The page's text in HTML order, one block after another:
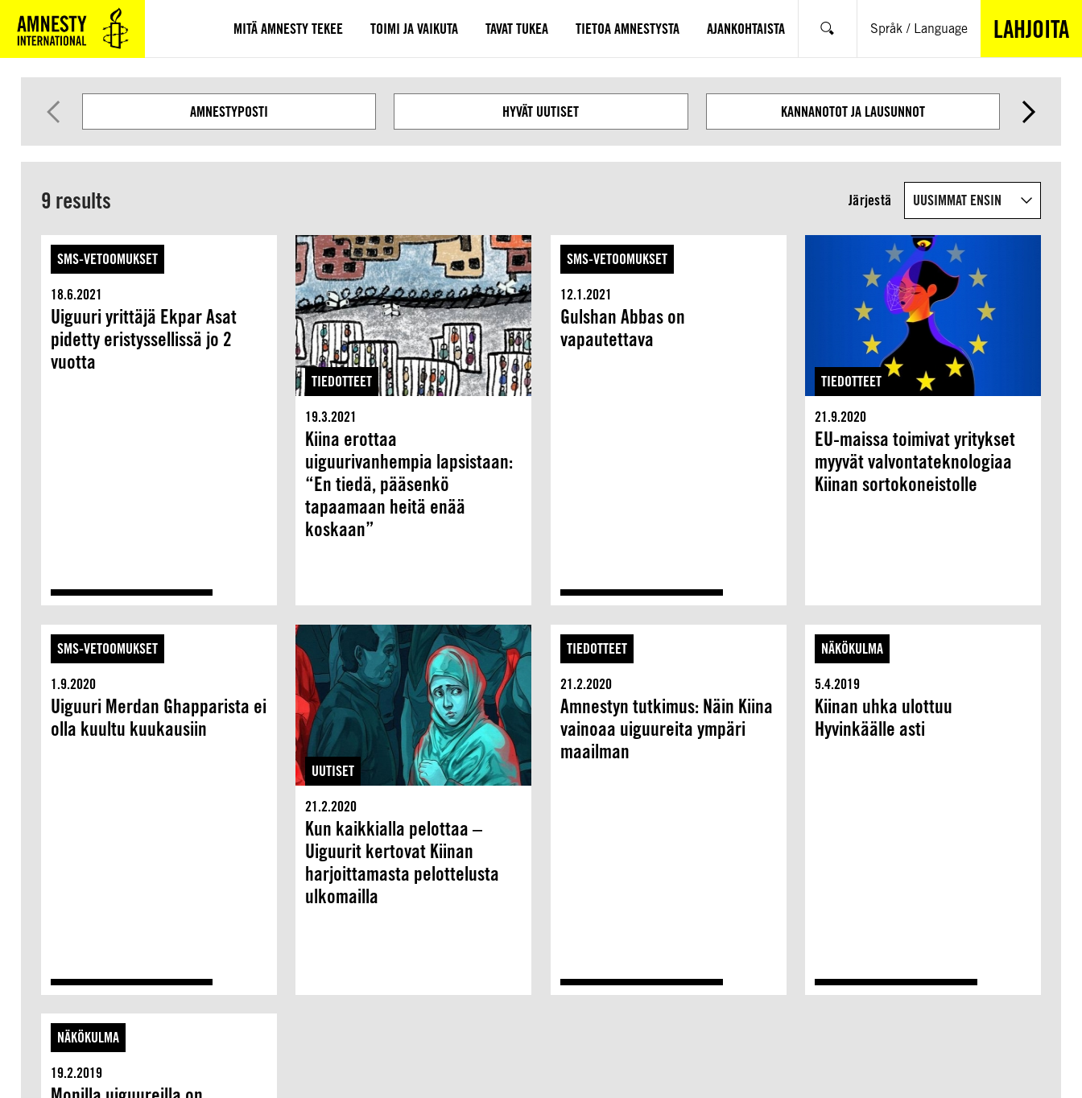
VARSINAISEEN
SISÄLTÖÖN
MITÄ AMNESTY TEKEE TOIMI JA VAIKUTA TAVAT TUKEA TIETOA AMNESTYSTA AJANKOHTAISTA Hae Språk / Language LAHJOITA
AMNESTYPOSTI HYVÄT UUTISET KANNANOTOT JA LAUSUNNOT
9 results Järjestä
SMS-VETOOMUKSET
18.6.2021
Uiguuri yrittäjä Ekpar Asat
pidetty eristyssellissä jo 2
vuotta
TIEDOTTEET
19.3.2021
Kiina erottaa
uiguurivanhempia lapsistaan:
“En tiedä, pääsenkö
tapaamaan heitä enää
koskaan”
SMS-VETOOMUKSET
12.1.2021
Gulshan Abbas on
vapautettava
TIEDOTTEET
21.9.2020
EU-maissa toimivat yritykset
myyvät valvontateknologiaa
Kiinan sortokoneistolle
SMS-VETOOMUKSET
1.9.2020
Uiguuri Merdan Ghapparista ei
olla kuultu kuukausiin
UUTISET
21.2.2020
Kun kaikkialla pelottaa –
Uiguurit kertovat Kiinan
harjoittamasta pelottelusta
ulkomailla
TIEDOTTEET
21.2.2020
Amnestyn tutkimus: Näin Kiina
vainoaa uiguureita ympäri
maailman
NÄKÖKULMA
5.4.2019
Kiinan uhka ulottuu
Hyvinkäälle asti
NÄKÖKULMA
19.2.2019